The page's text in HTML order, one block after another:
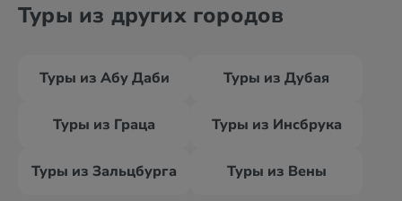
Туры из других городов
Туры из Абу Даби Туры из Дубая
Туры из Граца Туры из Инсбрука
Туры из Зальцбурга Туры из Вены